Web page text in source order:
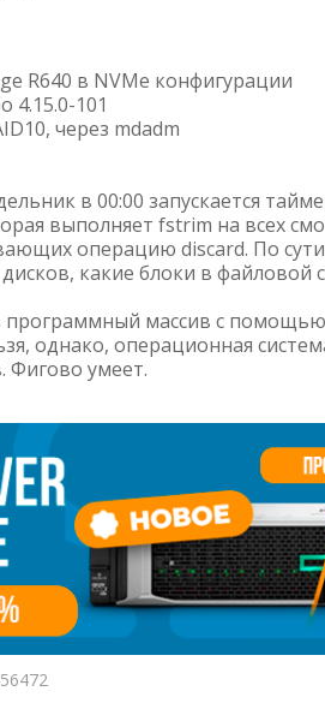
R640 в NVMe конфигурации
4.15.0-101
через mdadm
в 00:00 запускается
выполняет fstrim на всех
операцию discard. По
какие блоки в файловой
программный массив с
однако, операционная
Фигово умеет.